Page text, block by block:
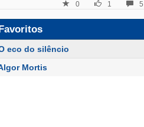
5
1
0
eco do silêncio
Mortis